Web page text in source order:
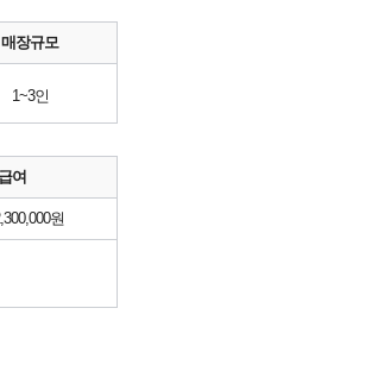
매장규모
1~3인
급여
원